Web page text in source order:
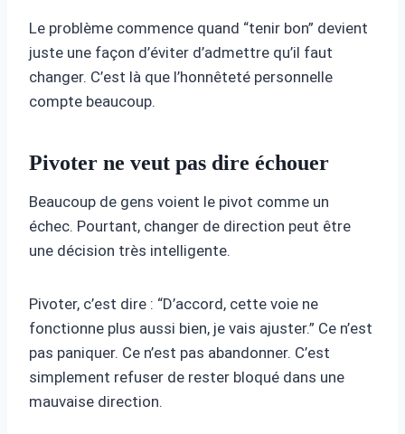
Le problème commence quand “tenir bon” devient
juste une façon d’éviter d’admettre qu’il faut
changer. C’est là que l’honnêteté personnelle
compte beaucoup.
Pivoter ne veut pas dire échouer
Beaucoup de gens voient le pivot comme un
échec. Pourtant, changer de direction peut être
une décision très intelligente.
Pivoter, c’est dire : “D’accord, cette voie ne
fonctionne plus aussi bien, je vais ajuster.” Ce n’est
pas paniquer. Ce n’est pas abandonner. C’est
simplement refuser de rester bloqué dans une
mauvaise direction.